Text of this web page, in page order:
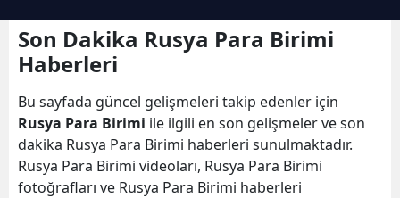
Son Dakika Rusya Para Birimi
Haberleri
Bu sayfada güncel gelişmeleri takip edenler için
Rusya Para Birimi ile ilgili en son gelişmeler ve son
dakika Rusya Para Birimi haberleri sunulmaktadır.
Rusya Para Birimi videoları, Rusya Para Birimi
fotoğrafları ve Rusya Para Birimi haberleri